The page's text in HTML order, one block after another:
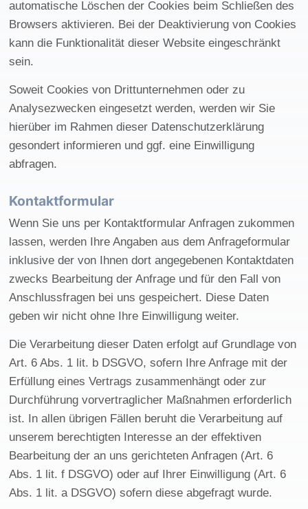
automatische Löschen der Cookies beim Schließen des
Browsers aktivieren. Bei der Deaktivierung von Cookies
kann die Funktionalität dieser Website eingeschränkt
sein.
Soweit Cookies von Drittunternehmen oder zu
Analysezwecken eingesetzt werden, werden wir Sie
hierüber im Rahmen dieser Datenschutzerklärung
gesondert informieren und ggf. eine Einwilligung
abfragen.
Kontaktformular
Wenn Sie uns per Kontaktformular Anfragen zukommen
lassen, werden Ihre Angaben aus dem Anfrageformular
inklusive der von Ihnen dort angegebenen Kontaktdaten
zwecks Bearbeitung der Anfrage und für den Fall von
Anschlussfragen bei uns gespeichert. Diese Daten
geben wir nicht ohne Ihre Einwilligung weiter.
Die Verarbeitung dieser Daten erfolgt auf Grundlage von
Art. 6 Abs. 1 lit. b DSGVO, sofern Ihre Anfrage mit der
Erfüllung eines Vertrags zusammenhängt oder zur
Durchführung vorvertraglicher Maßnahmen erforderlich
ist. In allen übrigen Fällen beruht die Verarbeitung auf
unserem berechtigten Interesse an der effektiven
Bearbeitung der an uns gerichteten Anfragen (Art. 6
Abs. 1 lit. f DSGVO) oder auf Ihrer Einwilligung (Art. 6
Abs. 1 lit. a DSGVO) sofern diese abgefragt wurde.